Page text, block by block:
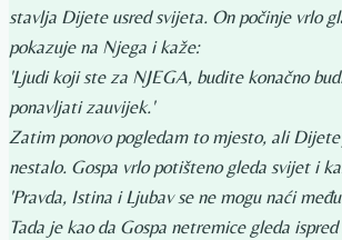
stavlja Dijete usred svijeta. On počinje vrlo
pokazuje na Njega i kaže:
'Ljudi koji ste za NJEGA, budite konačno
ponavljati zauvijek.'
Zatim ponovo pogledam to mjesto, ali
nestalo. Gospa vrlo potišteno gleda svijet i
'Pravda, Istina i Ljubav se ne mogu naći
Tada je kao da Gospa netremice gleda